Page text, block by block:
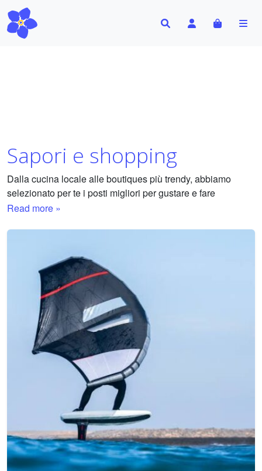
Search AccountCart
Sapori e shopping
Dalla cucina locale alle boutiques più trendy, abbiamo
selezionato per te i posti migliori per gustare e fare
shopping nella città. La tua guida ai sapori e ai piaceri dello
osterie, pizzerie, pasticcerie, gelaterie e negozi per lo
shopping, per farti scoprire i sapori e le eccellenze del
territorio. Se sei alla ricerca di una cena raffinata, di una
pausa golosa o di un'esperienza di shopping unica, qui
troverai le nostre raccomandazioni per vivere al meglio la
Siamo sempre alla ricerca di nuovi posti da consigliare,
quindi torna spesso a visitare la nostra sezione "Food &
Shop" per scoprire le ultime novità e le nostre nuove
Read more »